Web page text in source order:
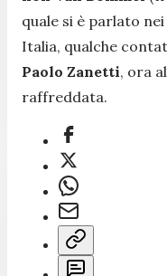
quale si è parlato
Italia, qualche
Paolo Zanetti, ora
raffreddata.